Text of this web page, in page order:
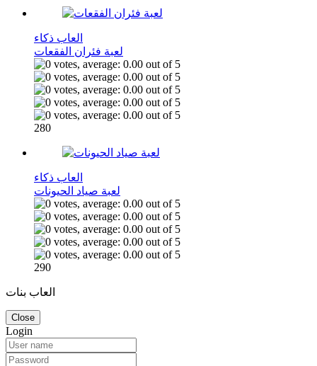
العاب ذكاء
لعبة فئران الفقعات
280
العاب ذكاء
لعبة صياد الحيونات
290
العاب بنات
Close
Login